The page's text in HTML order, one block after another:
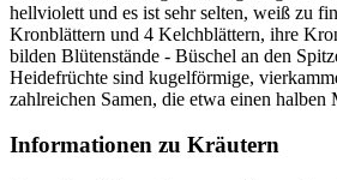
hellviolett und es ist sehr selten, weiß zu
Kronblättern und 4 Kelchblättern, ihre
bilden Blütenstände - Büschel an den
Heidefrüchte sind kugelförmige,
zahlreichen Samen, die etwa einen
Informationen zu Kräutern